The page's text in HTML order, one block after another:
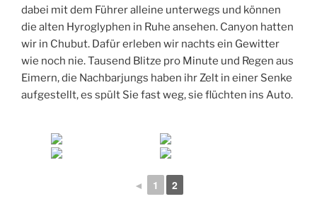
dabei mit dem Führer alleine unterwegs und können
die alten Hyroglyphen in Ruhe ansehen. Canyon hatten
wir in Chubut. Dafür erleben wir nachts ein Gewitter
wie noch nie. Tausend Blitze pro Minute und Regen aus
Eimern, die Nachbarjungs haben ihr Zelt in einer Senke
aufgestellt, es spült Sie fast weg, sie flüchten ins Auto.
◄ 1 2